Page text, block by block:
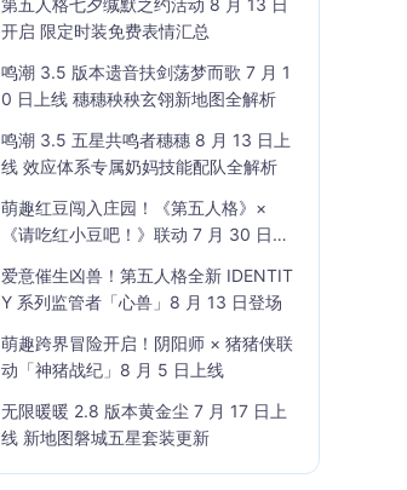
第五人格七夕缄默之约活动 8 月 13 日
开启 限定时装免费表情汇总
鸣潮 3.5 版本遗音扶剑荡梦而歌 7 月 1
0 日上线 穗穗秧秧玄翎新地图全解析
鸣潮 3.5 五星共鸣者穗穗 8 月 13 日上
线 效应体系专属奶妈技能配队全解析
萌趣红豆闯入庄园！《第五人格》×
《请吃红小豆吧！》联动 7 月 30 日开
爱意催生凶兽！第五人格全新 IDENTIT
Y 系列监管者「心兽」8 月 13 日登场
萌趣跨界冒险开启！阴阳师 × 猪猪侠联
动「神猪战纪」8 月 5 日上线
无限暖暖 2.8 版本黄金尘 7 月 17 日上
线 新地图磐城五星套装更新